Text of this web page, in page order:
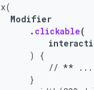
(
Modifier
. clickable(
)
{
// **
}